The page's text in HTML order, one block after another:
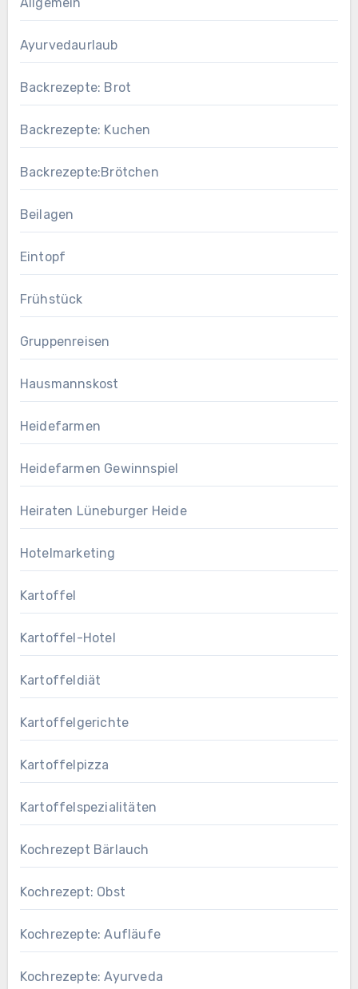
Ayurvedaurlaub
Backrezepte: Brot
Backrezepte: Kuchen
Backrezepte:Brötchen
Beilagen
Eintopf
Frühstück
Gruppenreisen
Hausmannskost
Heidefarmen
Heidefarmen Gewinnspiel
Heiraten Lüneburger Heide
Hotelmarketing
Kartoffel
Kartoffel-Hotel
Kartoffeldiät
Kartoffelgerichte
Kartoffelpizza
Kartoffelspezialitäten
Kochrezept Bärlauch
Kochrezept: Obst
Kochrezepte: Aufläufe
Kochrezepte: Ayurveda